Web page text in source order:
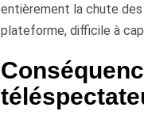
entièrement la chute
plateforme, difficile à